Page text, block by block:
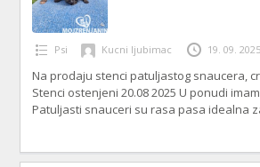
Psi Kucni ljubimac 19. 09. 2025
Na prodaju stenci patuljastog snaucera,
Stenci ostenjeni 20.08 2025 U ponudi
Patuljasti snauceri su rasa pasa idealna